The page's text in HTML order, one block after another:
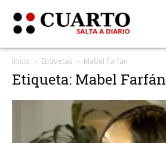
Inicio Etiquetas Mabel Farfán
Etiqueta: Mabel Farfán